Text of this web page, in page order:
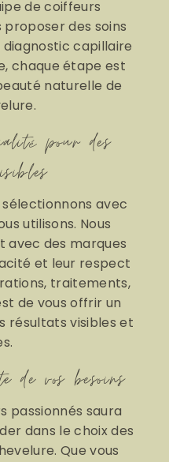
de coiffeurs
des soins
diagnostic capillaire
chaque étape est
naturelle de
pour des
avec
utilisons. Nous
avec des marques
et leur respect
traitements,
de vous offrir un
résultats visibles et
de vos besoins
passionnés saura
dans le choix des
Que vous